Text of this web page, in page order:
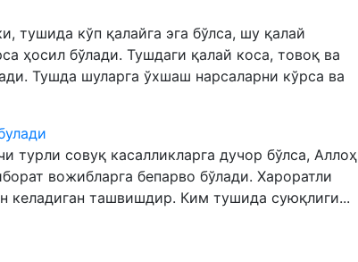
кўп қалайга эга бўлса, шу қалай
ҳосил бўлади. Тушдаги қалай коса, товоқ ва
Тушда шуларга ўхшаш нарсаларни кўрса ва
совуқ касалликларга дучор бўлса, Аллоҳ
вожибларга бепарво бўлади. Хароратли
келадиган ташвишдир. Ким тушида суюқлиги...